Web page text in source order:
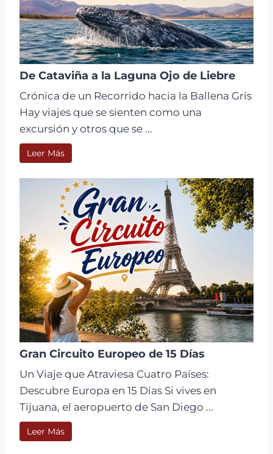
De Cataviña a la Laguna Ojo de Liebre
Crónica de un Recorrido hacia la Ballena Gris
Hay viajes que se sienten como una
excursión y otros que se ...
Leer Más
Gran Circuito Europeo de 15 Días
Un Viaje que Atraviesa Cuatro Países:
Descubre Europa en 15 Días Si vives en
Tijuana, el aeropuerto de San Diego ...
Leer Más